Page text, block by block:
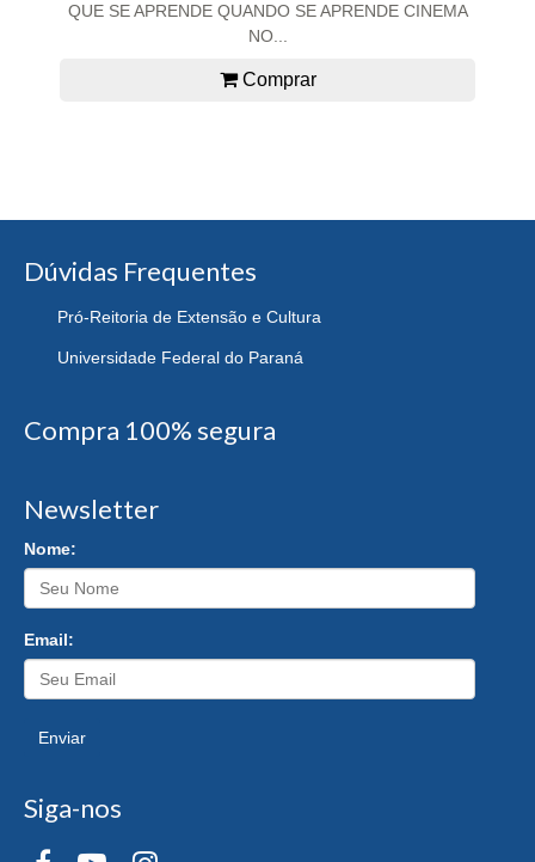
QUE SE APRENDE QUANDO SE APRENDE CINEMA
NO...
Comprar
Dúvidas Frequentes
Pró-Reitoria de Extensão e Cultura
Universidade Federal do Paraná
Compra 100% segura
Newsletter
Nome:
Email:
Enviar
Siga-nos